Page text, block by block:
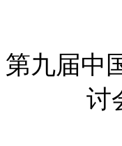
第九届中
讨